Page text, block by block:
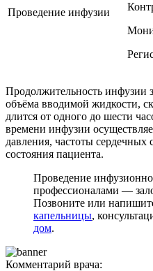
Проведение инфузии
Продолжительность инфузии
объёма вводимой жидкости,
длится от одного до шести
времени инфузии
давления, частоты
состояния пациента.
Проведение
профессионалами —
Позвоните или
капельницы,
дом.
Комментарий врача: